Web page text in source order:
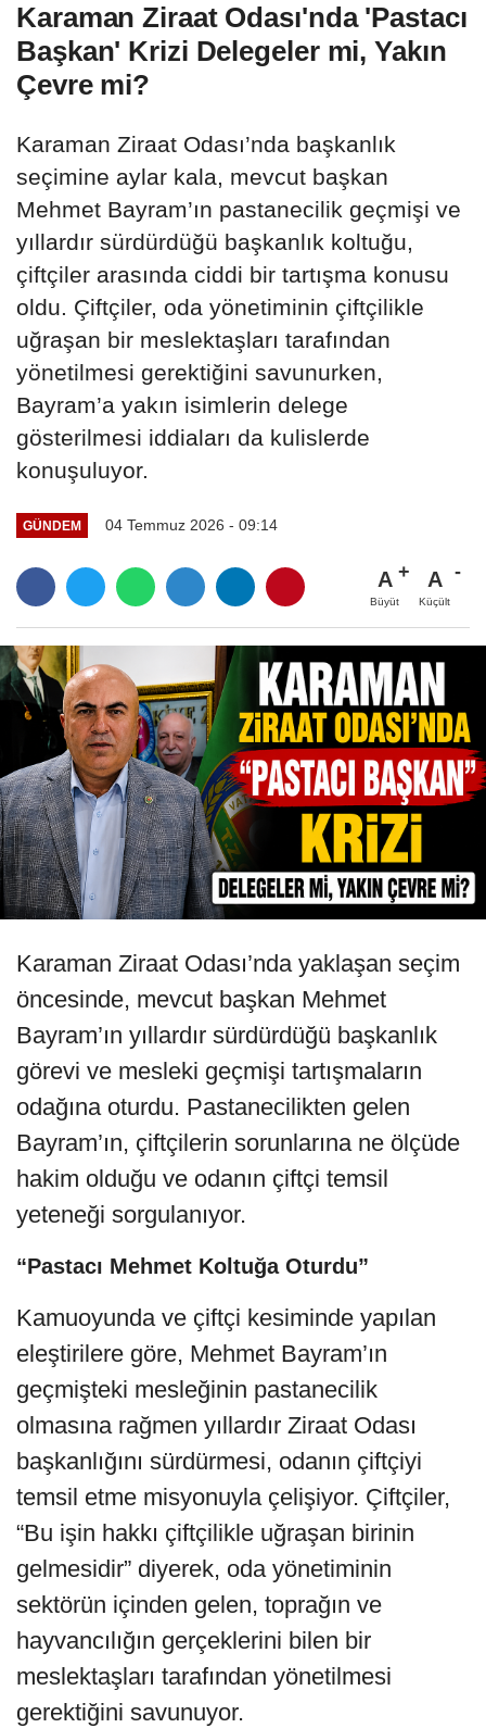
Karaman Ziraat Odası'nda 'Pastacı
Başkan' Krizi Delegeler mi, Yakın
Çevre mi?
Karaman Ziraat Odası’nda başkanlık
seçimine aylar kala, mevcut başkan
Mehmet Bayram’ın pastanecilik geçmişi ve
yıllardır sürdürdüğü başkanlık koltuğu,
çiftçiler arasında ciddi bir tartışma konusu
oldu. Çiftçiler, oda yönetiminin çiftçilikle
uğraşan bir meslektaşları tarafından
yönetilmesi gerektiğini savunurken,
Bayram’a yakın isimlerin delege
gösterilmesi iddiaları da kulislerde
konuşuluyor.
GÜNDEM 04 Temmuz 2026 - 09:14
A
Büyüt
A
Küçült
Karaman Ziraat Odası’nda yaklaşan seçim
öncesinde, mevcut başkan Mehmet
Bayram’ın yıllardır sürdürdüğü başkanlık
görevi ve mesleki geçmişi tartışmaların
odağına oturdu. Pastanecilikten gelen
Bayram’ın, çiftçilerin sorunlarına ne ölçüde
hakim olduğu ve odanın çiftçi temsil
yeteneği sorgulanıyor.
“Pastacı Mehmet Koltuğa Oturdu”
Kamuoyunda ve çiftçi kesiminde yapılan
eleştirilere göre, Mehmet Bayram’ın
geçmişteki mesleğinin pastanecilik
olmasına rağmen yıllardır Ziraat Odası
başkanlığını sürdürmesi, odanın çiftçiyi
temsil etme misyonuyla çelişiyor. Çiftçiler,
“Bu işin hakkı çiftçilikle uğraşan birinin
gelmesidir” diyerek, oda yönetiminin
sektörün içinden gelen, toprağın ve
hayvancılığın gerçeklerini bilen bir
meslektaşları tarafından yönetilmesi
gerektiğini savunuyor.